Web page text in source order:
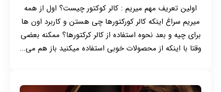
اولین تعریف مهم میریم : کالر کوکتور چیست؟ اول از همه
میریم سراغ اینکه کالر کورکتورها چی هستن و کاربرد اون ها
برای چیه و بعد نحوه استفاده از کالر کرکتورها؟ ممکنه بعضی
وقتا با اینکه از محصولات خوبی استفاده میکنید باز هم می...